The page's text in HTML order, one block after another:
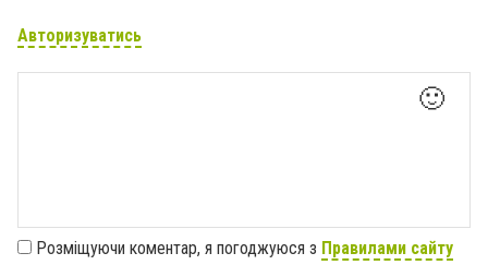
Авторизуватись
🙂
Розміщуючи коментар, я погоджуюся з Правилами сайту